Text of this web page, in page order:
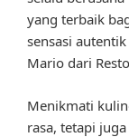
yang terbaik
sensasi
Mario dari
Menikmati
rasa, tetapi